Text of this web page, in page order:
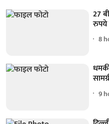
27
रुपये
8
9